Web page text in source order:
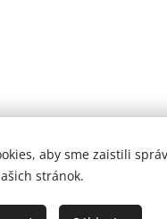
Cookies
aby sme zaistili
stránok.